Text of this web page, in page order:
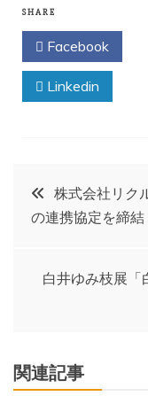
SHARE
Facebook
Linkedin
投
稿
ゲ
株式会社リク
の連携協定を締結
白井ゆみ枝展
関連記事